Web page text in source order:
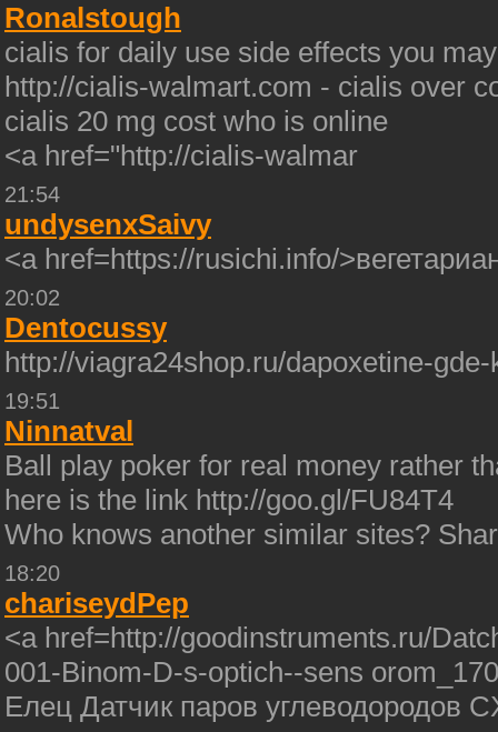
Ronalstough
cialis for daily use side effects you
http://cialis-walmart.com - cialis over
cialis 20 mg cost who is online
<a href="http://cialis-walmar
21:54
undysenxSaivy
<a href=https://rusichi.info/
20:02
Dentocussy
http://viagra24shop.ru/dapoxetine-
19:51
Ninnatval
Ball play poker for real money rather
here is the link http://goo.gl/FU84T4
Who knows another similar sites?
18:20
chariseydPep
<a href=http://goodinstruments.ru/
001-Binom-D-s-optich--sens
Елец Датчик паров углеводородов